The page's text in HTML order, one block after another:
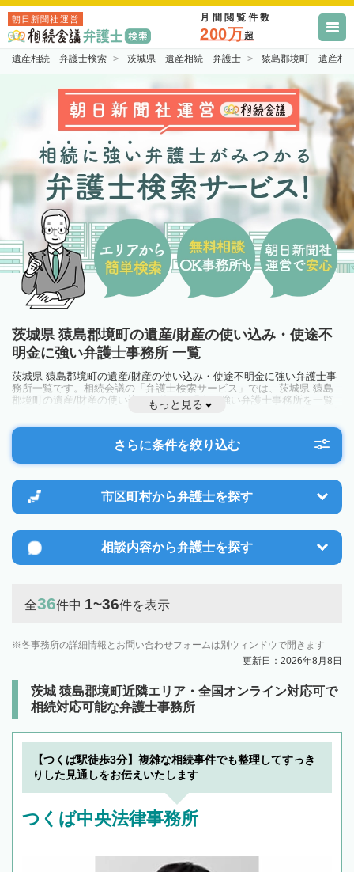
朝日新聞社運営 月間閲覧件数
200万超
遺産相続 弁護士検索 茨城県 遺産相続 弁護士 猿島郡境町 遺産相
茨城県 猿島郡境町の遺産/財産の使い込み・使途不
明金に強い弁護士事務所 一覧
茨城県 猿島郡境町の遺産/財産の使い込み・使途不明金に強い弁護士事
務所一覧です。相続会議の「弁護士検索サービス」では、茨城県 猿島
郡境町の遺産/財産の使い込み・使途不明金に強い弁護士事務所を一覧
で見ることが出来ます。相続のトラブルやお悩みを抱えている方は一度
近隣の弁護士に相談してみましょう。
もっと見る
さらに条件を絞り込む
市区町村から弁護士を探す
相談内容から弁護士を探す
全36件中 1~36件を表示
各事務所の詳細情報とお問い合わせフォームは別ウィンドウで開きます
更新日：2026年8月8日
茨城 猿島郡境町近隣エリア・全国オンライン対応可で
相続対応可能な弁護士事務所
【つくば駅徒歩3分】複雑な相続事件でも整理してすっき
りした見通しをお伝えいたします
つくば中央法律事務所